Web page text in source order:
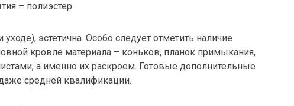
– полиэстер.
эстетична. Особо следует отметить наличие
кровле материала – коньков, планок примыкания,
а именно их раскроем. Готовые дополнительные
средней квалификации.